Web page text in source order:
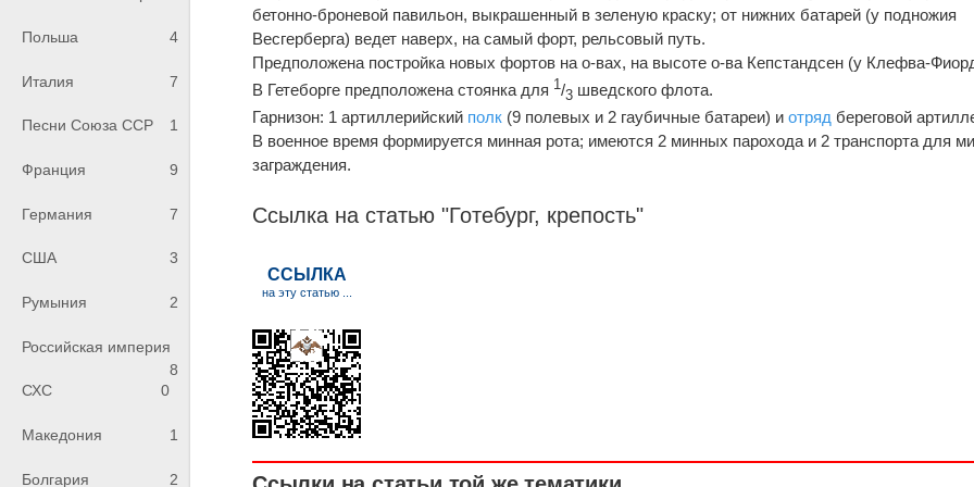
Польша 4
Италия 7
Песни Союза ССР 1
Франция 9
Германия 7
США 3
Румыния 2
Российская империя
8
СХС
0
Македония 1
Болгария 2
бетонно-броневой павильон, выкрашенный в зеленую краску; от нижних батарей (у подножия
Весгерберга) ведет наверх, на самый форт, рельсовый путь.
Предположена постройка новых фортов на о-вах, на высоте о-ва Кепстандсен (у Клефва-
В Гетеборге предположена стоянка для 1/3 шведского флота.
Гарнизон: 1 артиллерийский полк (9 полевых и 2 гаубичные батареи) иотряд береговой
В военное время формируется минная рота; имеются 2 минных парохода и 2 транспорта для
заграждения.
Ссылка на статью "Готебург, крепость"